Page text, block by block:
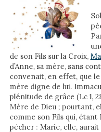
de son Fils sur la Croix,
d’Anne, sa mère, sans
convenait, en effet, que
mère digne de lui.
plénitude de grâce (Lc 1,
Mère de Dieu ; pourtant,
comme son Fils qui, étant
pécher : Marie, elle,